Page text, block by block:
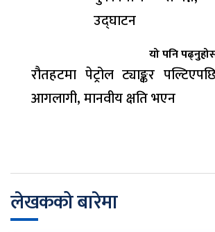
उद्घाटन
यो पनि
रौतहटमा पेट्रोल ट्याङ्कर
आगलागी, मानवीय क्षति भएन
लेखकको बारेमा